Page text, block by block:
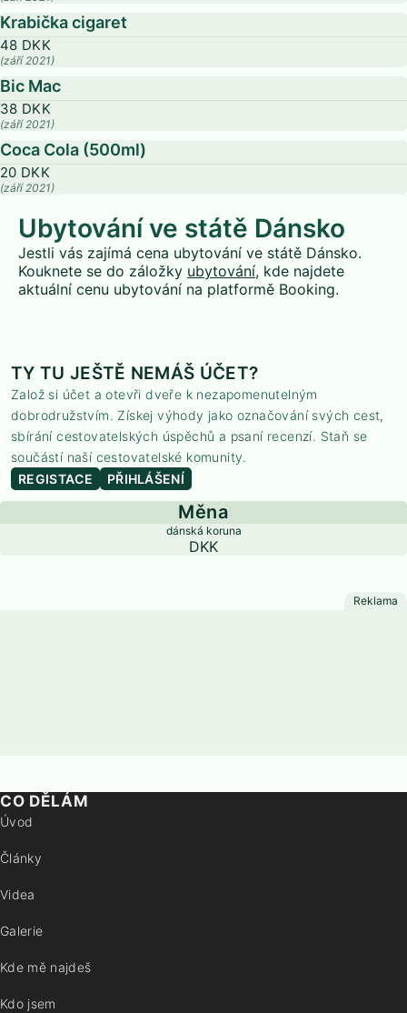
Krabička cigaret
48 DKK
(září 2021)
Bic Mac
38 DKK
(září 2021)
Coca Cola (500ml)
20 DKK
(září 2021)
Ubytování ve státě Dánsko
Jestli vás zajímá cena ubytování ve státě Dánsko.
Kouknete se do záložky ubytování, kde najdete
aktuální cenu ubytování na platformě Booking.
TY TU JEŠTĚ NEMÁŠ ÚČET?
Založ si účet a otevři dveře k nezapomenutelným
dobrodružstvím. Získej výhody jako označování svých cest,
sbírání cestovatelských úspěchů a psaní recenzí. Staň se
součástí naší cestovatelské komunity.
REGISTACE
PŘIHLÁŠENÍ
Měna
dánská koruna
DKK
CO DĚLÁM
Úvod
Články
Videa
Galerie
Kde mě najdeš
Kdo jsem